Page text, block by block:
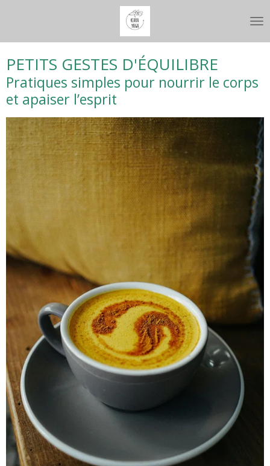
contenu
PETITS GESTES D'ÉQUILIBRE
Pratiques simples pour nourrir le corps
et apaiser l’esprit